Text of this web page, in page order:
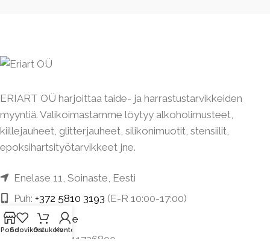
ERIART OÜ harjoittaa taide- ja harrastustarvikkeiden
myyntiä. Valikoimastamme löytyy alkoholimusteet,
kiillejauheet, glitterjauheet, silikonimuotit, stensiilit,
epoksihartsityötarvikkeet jne.
Enelase 11, Soinaste, Eesti
Puh: +372 5810 3193 (E-R 10:00-17:00)
info@eriart.ee
Rekisterikoodi: 11726800
PoodSoovikorvOstukorvKonto